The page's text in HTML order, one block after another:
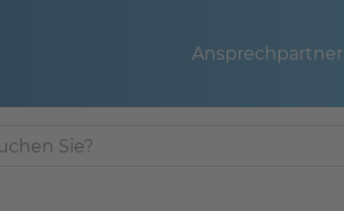
Ansprechpartner